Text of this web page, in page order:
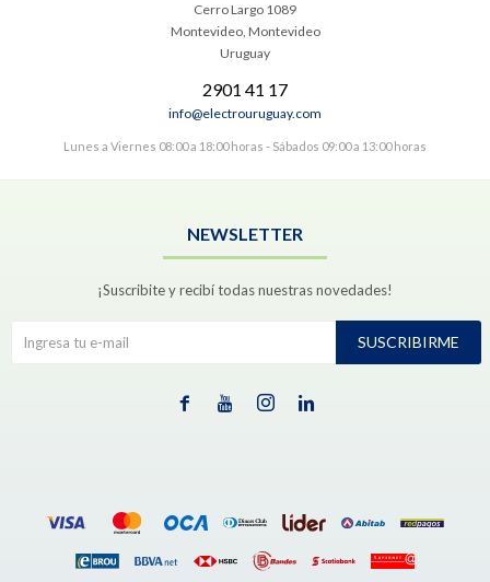
Cerro Largo 1089
Montevideo, Montevideo
Uruguay
2901 41 17
info@electrouruguay.com
Lunes a Viernes 08:00 a 18:00 horas - Sábados 09:00 a 13:00 horas
NEWSLETTER
¡Suscribite y recibí todas nuestras novedades!
SUSCRIBIRME
   